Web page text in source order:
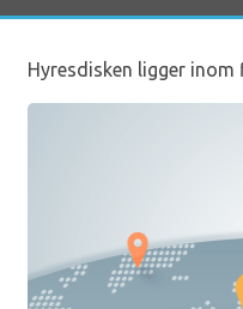
Hyresdisken ligger